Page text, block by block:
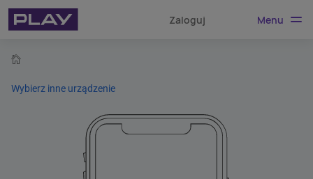
Zaloguj Menu
Wybierz inne urządzenie